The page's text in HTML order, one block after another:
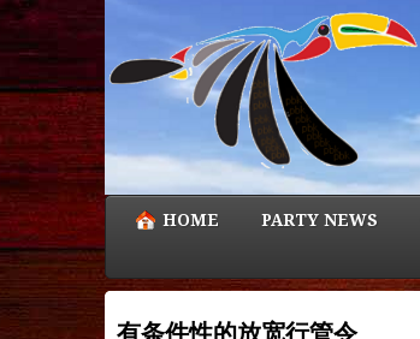
HOME PARTY NEWS
有条件性的放宽行管令